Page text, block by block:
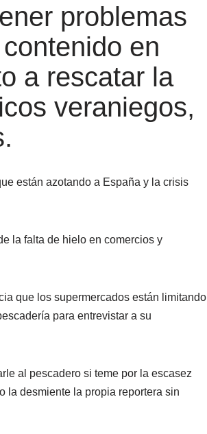
problemas
en
a rescatar la
veraniegos,
están azotando a España y la crisis
la falta de hielo en comercios y
que los supermercados están limitando
para entrevistar a su
al pescadero si teme por la escasez
la desmiente la propia reportera sin